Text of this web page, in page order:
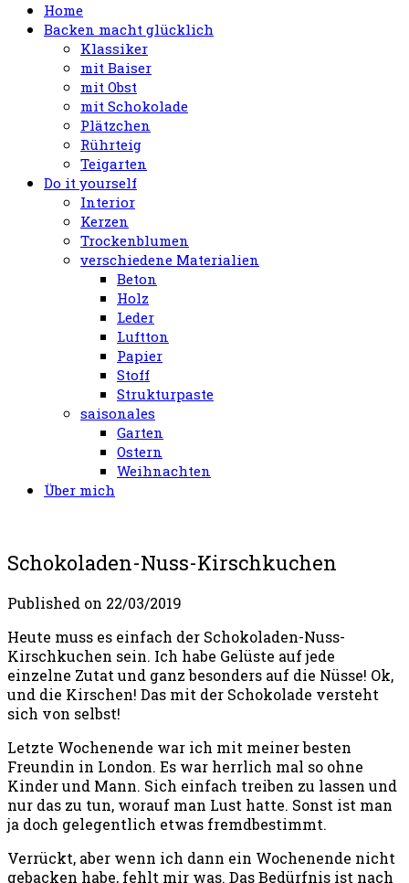
Home
Backen macht glücklich
Klassiker
mit Baiser
mit Obst
mit Schokolade
Plätzchen
Rührteig
Teigarten
Do it yourself
Interior
Kerzen
Trockenblumen
verschiedene Materialien
Beton
Holz
Leder
Luftton
Papier
Stoff
Strukturpaste
saisonales
Garten
Ostern
Weihnachten
Über mich
Schokoladen-Nuss-Kirschkuchen
Published on 22/03/2019
Heute muss es einfach der Schokoladen-Nuss-
Kirschkuchen sein. Ich habe Gelüste auf jede
einzelne Zutat und ganz besonders auf die Nüsse! Ok,
und die Kirschen! Das mit der Schokolade versteht
sich von selbst!
Letzte Wochenende war ich mit meiner besten
Freundin in London. Es war herrlich mal so ohne
Kinder und Mann. Sich einfach treiben zu lassen und
nur das zu tun, worauf man Lust hatte. Sonst ist man
ja doch gelegentlich etwas fremdbestimmt.
Verrückt, aber wenn ich dann ein Wochenende nicht
gebacken habe, fehlt mir was. Das Bedürfnis ist nach